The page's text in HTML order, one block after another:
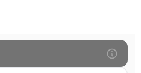
την εργασία σε συνθήκες
στιλάτη και πρακτική. Η
διαθέτει ειδικό
ανάγνωση, με δυνατότητα
ψυχρού φωτισμού,